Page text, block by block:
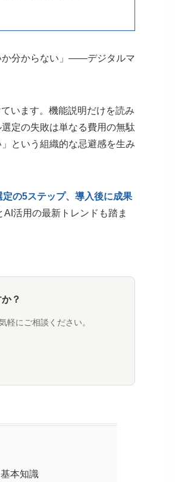
か分からない」——デジタルマ
います。機能説明だけを読み
定の失敗は単なる費用の無駄
という組織的な忌避感を生み
の5ステップ、導入後に成果
活用の最新トレンドも踏ま
？
軽にご相談ください。
本知識